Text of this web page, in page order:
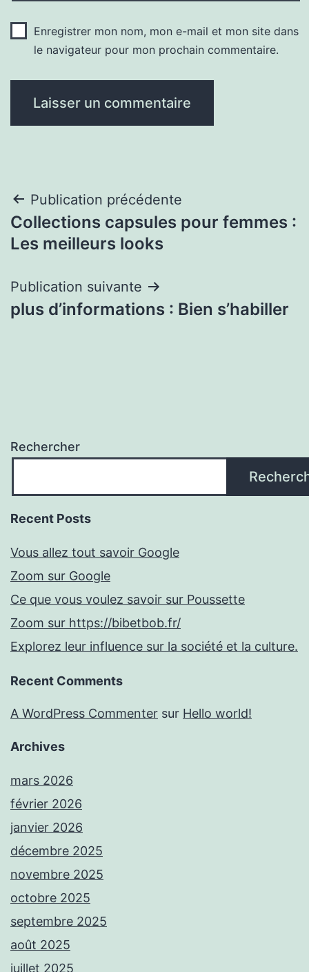
Enregistrer mon nom, mon e-mail et mon site dans
le navigateur pour mon prochain commentaire.
Navigation
de
Publication précédente
Collections capsules pour femmes :
Les meilleurs looks
Publication suivante
plus d’informations : Bien s’habiller
Rechercher
Recent Posts
Vous allez tout savoir Google
Zoom sur Google
Ce que vous voulez savoir sur Poussette
Zoom sur https://bibetbob.fr/
Explorez leur influence sur la société et la culture.
Recent Comments
A WordPress Commenter sur Hello world!
Archives
mars 2026
février 2026
janvier 2026
décembre 2025
novembre 2025
octobre 2025
septembre 2025
août 2025
juillet 2025